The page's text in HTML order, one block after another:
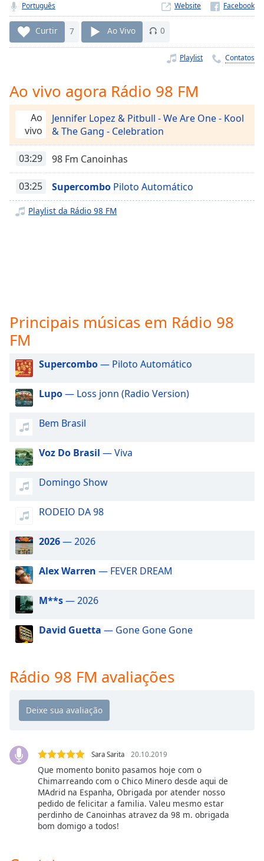
Seek to
live,
currently
behind
liveLIVE
Playback
Rate
Chapters
Chapters
Descriptions
opens
subtitles
settings
dialog
subtitles
selected
Audio
Track
Picture-
in-
Fullscreen
modal
window.
Beginning
dialog
window.
Escape
close
window.
Color
Background
Português Website
Curtir 7 Ao Vivo 0
Playlist Contatos
Ao vivo agora Rádio 98 FM
Ao
vivo
Jennifer Lopez & Pitbull - We Are One - Kool
& The Gang - Celebration
03:29 98 Fm Canoinhas
03:25 Supercombo Piloto Automático
Playlist da Rádio 98 FM
Principais músicas em Rádio 98
FM
Supercombo— Piloto Automático
Lupo— Loss jonn (Radio Version)
Bem Brasil
Voz Do Brasil — Viva
Domingo Show
RODEIO DA 98
2026— 2026
Alex Warren — FEVER DREAM
M**s— 2026
David Guetta — Gone Gone Gone
Rádio 98 FM avaliações
Sara Sarita 20.10.2019
Que momento bonito pasamos hoje com o
Chimarreando com o Chico Minero desde aqui de
MAdrid na Espanha, Obrigada por atender nosso
pedido de felicitar a familia. Valeu mesmo estar
perdinho de Canoinhas atravez da 98 m. obrigada
bom domigo a todos!